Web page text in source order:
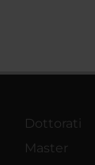
Dottorati
Master